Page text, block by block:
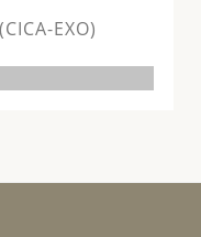
EXO)